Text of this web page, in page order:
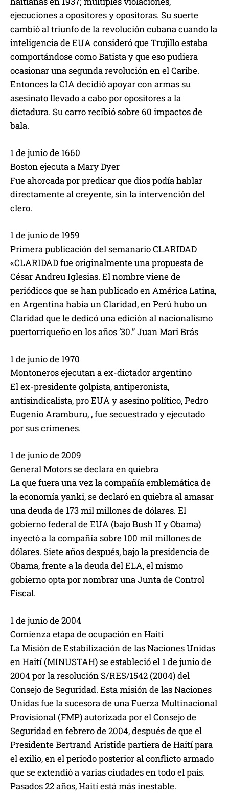
ejecuciones a opositores y opositoras. Su suerte
cambió al triunfo de la revolución cubana cuando la
inteligencia de EUA consideró que Trujillo estaba
comportándose como Batista y que eso pudiera
ocasionar una segunda revolución en el Caribe.
Entonces la CIA decidió apoyar con armas su
asesinato llevado a cabo por opositores a la
dictadura. Su carro recibió sobre 60 impactos de
bala.
1 de junio de 1660
Boston ejecuta a Mary Dyer
Fue ahorcada por predicar que dios podía hablar
directamente al creyente, sin la intervención del
clero.
1 de junio de 1959
Primera publicación del semanario CLARIDAD
«CLARIDAD fue originalmente una propuesta de
César Andreu Iglesias. El nombre viene de
periódicos que se han publicado en América Latina,
en Argentina había un Claridad, en Perú hubo un
Claridad que le dedicó una edición al nacionalismo
puertorriqueño en los años ’30.” Juan Mari Brás
1 de junio de 1970
Montoneros ejecutan a ex-dictador argentino
El ex-presidente golpista, antiperonista,
antisindicalista, pro EUA y asesino político, Pedro
Eugenio Aramburu, , fue secuestrado y ejecutado
por sus crímenes.
1 de junio de 2009
General Motors se declara en quiebra
La que fuera una vez la compañía emblemática de
la economía yanki, se declaró en quiebra al amasar
una deuda de 173 mil millones de dólares. El
gobierno federal de EUA (bajo Bush II y Obama)
inyectó a la compañía sobre 100 mil millones de
dólares. Siete años después, bajo la presidencia de
Obama, frente a la deuda del ELA, el mismo
gobierno opta por nombrar una Junta de Control
Fiscal.
1 de junio de 2004
Comienza etapa de ocupación en Haití
La Misión de Estabilización de las Naciones Unidas
en Haití (MINUSTAH) se estableció el 1 de junio de
2004 por la resolución S/RES/1542 (2004) del
Consejo de Seguridad. Esta misión de las Naciones
Unidas fue la sucesora de una Fuerza Multinacional
Provisional (FMP) autorizada por el Consejo de
Seguridad en febrero de 2004, después de que el
Presidente Bertrand Aristide partiera de Haití para
el exilio, en el periodo posterior al conflicto armado
que se extendió a varias ciudades en todo el país.
Pasados 22 años, Haití está más inestable.